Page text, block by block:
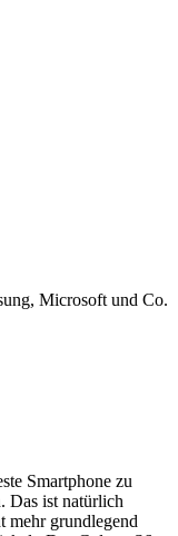
Microsoft und Co.
Smartphone zu
Das ist natürlich
mehr grundlegend